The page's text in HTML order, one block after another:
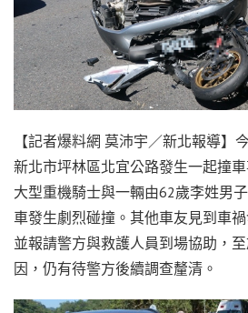
【記者爆料網 莫沛宇／新北報導】
新北市坪林區北宜公路發生一起撞
大型重機騎士與一輛由62歲李姓男
車發生劇烈碰撞。其他車友見到車
並報請警方與救護人員到場協助，
因，仍有待警方後續調查釐清。